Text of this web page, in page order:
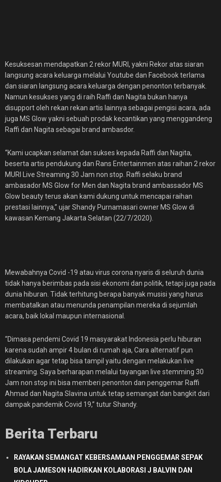
Kesuksesan mendapatkan 2 rekor MURI, yakni Rekor atas siaran
langsung acara keluarga melalui Youtube dan Facebook terlama
dan siaran langsung acara keluarga dengan penonton terbanyak.
Namun kesukses yang di raih Raffi dan Nagita bukan hanya
disupport oleh rekan rekan artis lainnya sebagai pengisi acara, ada
juga MS Glow yakni sebuah prodak kecantikan yang menggandeng
Raffi dan Nagita sebagai brand ambasdor.
“Kami ucapkan selamat dan sukses kepada Raffi dan Nagita,
beserta artis pendukung dan Rans Entertainmen atas raihan 2 rekor
MURI Live Streaming 30 Jam non stop. Raffi selaku brand
ambasador MS Glow for Men dan Nagita brand ambassador MS
Glow beauty terus akan kami dukung untuk mencapai raihan
prestasi lainnya,” ujar Shandy Purnamasari owner MS Glow di
kawasan Kemang Jakarta Selatan (22/7/2020).
Mewabahnya Covid -19 atau virus corona nyaris di seluruh dunia
tidak hanya berimbas pada sisi ekonomi dan politik, tetapi juga pada
dunia hiburan. Tidak terhitung berapa banyak musisi yang harus
membatalkan atau menunda penampilan mereka di sejumlah
acara, baik lokal maupun internasional.
“Dimasa pendemi Covid 19 masyarakat Indonesia perlu hiburan
karena sudah ampir 4 bulan di rumah aja, Cara alternatif pun
dilakukan agar tetap bisa tampil yaitu dengan melakukan live
streaming. Saya berharapan melalui tayangan live stemming 30
Jam non stop ini bisa memberi penonton dan penggemar Raffi
Ahmad dan Nagita Slavina untuk tetap semangat dan bangkit dari
dampak pandemik Covid 19,” tutur Shandy.
Berita Terbaru
RAYAKAN SEMANGAT KEBERSAMAAN PENGGEMAR SEPAK
BOLA JAMESON HADIRKAN KOLABORASI J BALVIN DAN